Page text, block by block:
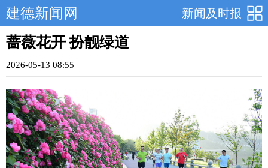
新闻及时报
建德新闻网
蔷薇花开 扮靓绿道
2026-05-13 08:55